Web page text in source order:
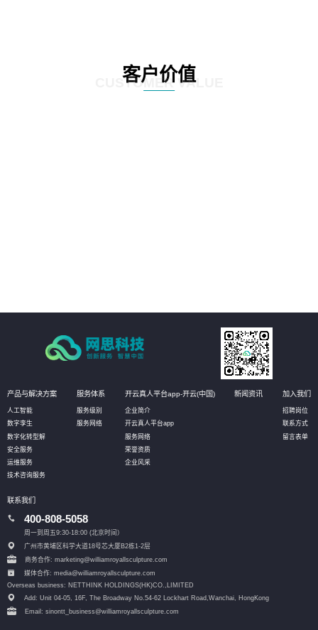
客户价值
CUSTOMER VALUE
产品与解决方案
人工智能
数字孪生
数字化转型解
安全服务
运维服务
技术咨询服务
服务体系
服务级别
服务网络
开云真人平台app-开云(中国)
企业简介
开云真人平台app
服务网络
荣誉资质
企业风采
新闻资讯 加入我们
招聘岗位
联系方式
留言表单
联系我们
400-808-5058
周一到周五9:30-18:00 (北京时间）
广州市黄埔区科学大道18号芯大厦B2栋1-2层
商务合作: marketing@williamroyallsculpture.com
媒体合作: media@williamroyallsculpture.com
Overseas business: NETTHINK HOLDINGS(HK)CO.,LIMITED
Add: Unit 04-05, 16F, The Broadway No.54-62 Lockhart Road, Wanchai, HongKong
Email: sinontt_business@williamroyallsculpture.com